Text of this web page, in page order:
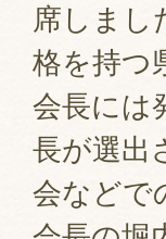
席しまし
格を持つ
会長には
長が選出
会などで